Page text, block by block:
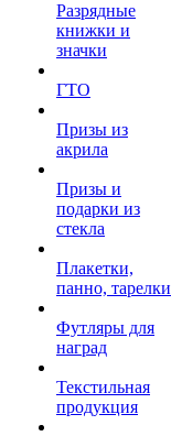
Разрядные
книжки и
значки
ГТО
Призы из
акрила
Призы и
подарки из
стекла
Плакетки,
панно, тарелки
Футляры для
наград
Текстильная
продукция